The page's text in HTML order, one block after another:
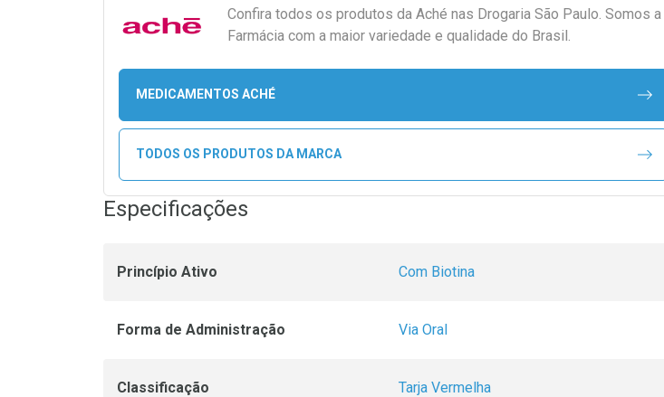
Confira todos os produtos da Aché nas Drogaria São Paulo. Somos a
Farmácia com a maior variedade e qualidade do Brasil.
MEDICAMENTOS ACHÉ
TODOS OS PRODUTOS DA MARCA
Especificações
Princípio Ativo Com Biotina
Forma de Administração Via Oral
Classificação Tarja Vermelha